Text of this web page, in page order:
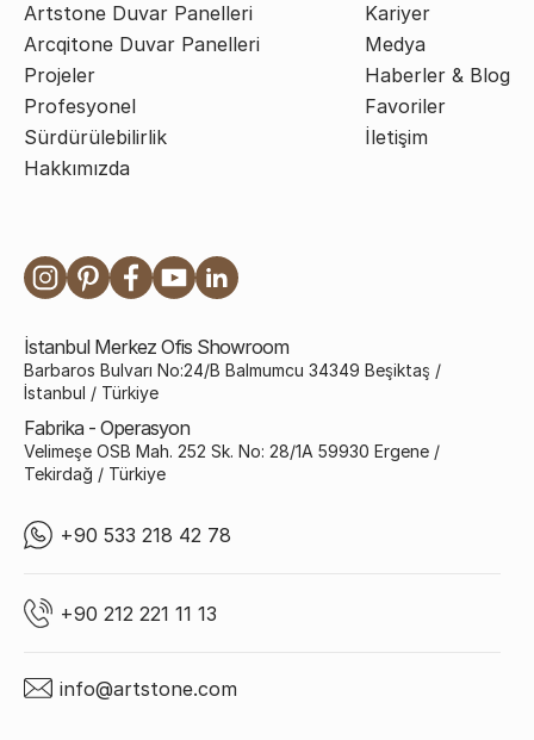
Artstone Duvar Panelleri
Arcqitone Duvar Panelleri
Projeler
Profesyonel
Sürdürülebilirlik
Hakkımızda
Kariyer
Medya
Haberler & Blog
Favoriler
İletişim
İstanbul Merkez Ofis Showroom
Barbaros Bulvarı No:24/B Balmumcu 34349 Beşiktaş /
İstanbul / Türkiye
Fabrika - Operasyon
Velimeşe OSB Mah. 252 Sk. No: 28/1A 59930 Ergene /
Tekirdağ / Türkiye
+90 533 218 42 78
+90 212 221 11 13
info@artstone.com